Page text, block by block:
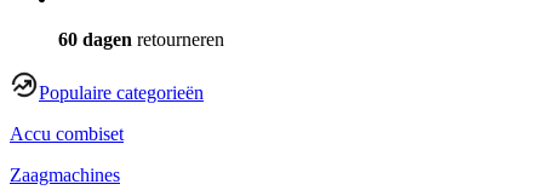
60 dagen retourneren
Populaire categorieën
Accu combiset
Zaagmachines